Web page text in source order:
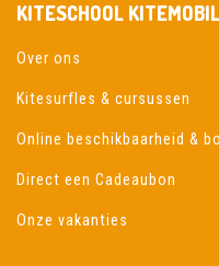
KITESCHOOL
Over ons
Kitesurfles & cursussen
Online beschikbaarheid &
Direct een Cadeaubon
Onze vakanties